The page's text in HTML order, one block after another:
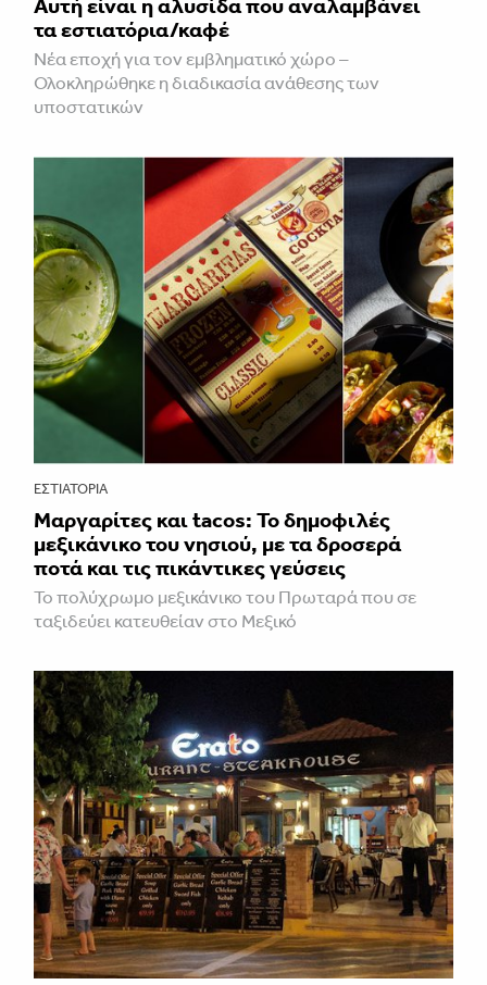
τα εστιατόρια/καφέ
Νέα εποχή για τον εμβληματικό χώρο –
Ολοκληρώθηκε η διαδικασία ανάθεσης των
υποστατικών
ΕΣΤΙΑΤΌΡΙΑ
Μαργαρίτες και tacos: Το δημοφιλές
μεξικάνικο του νησιού, με τα δροσερά
ποτά και τις πικάντικες γεύσεις
Το πολύχρωμο μεξικάνικο του Πρωταρά που σε
ταξιδεύει κατευθείαν στο Μεξικό